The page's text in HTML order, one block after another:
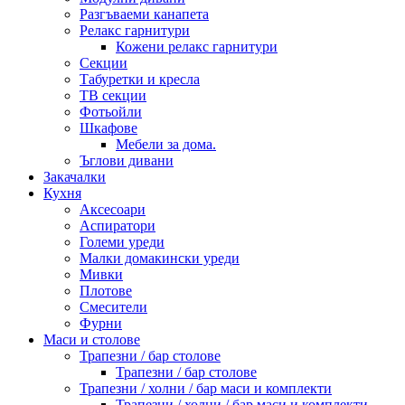
Разгъваеми канапета
Релакс гарнитури
Кожени релакс гарнитури
Секции
Табуретки и кресла
ТВ секции
Фотьойли
Шкафове
Мебели за дома.
Ъглови дивани
Закачалки
Кухня
Аксесоари
Аспиратори
Големи уреди
Малки домакински уреди
Мивки
Плотове
Смесители
Фурни
Маси и столове
Трапезни / бар столове
Трапезни / бар столове
Трапезни / холни / бар маси и комплекти